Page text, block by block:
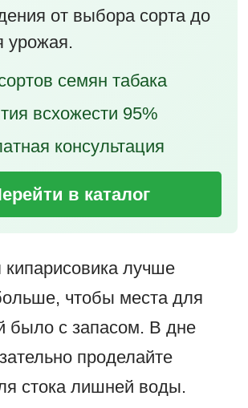
от выбора сорта до
урожая.
семян табака
всхожести 95%
консультация
в каталог
лучше
чтобы места для
было с запасом. В дне
проделайте
стока лишней воды.